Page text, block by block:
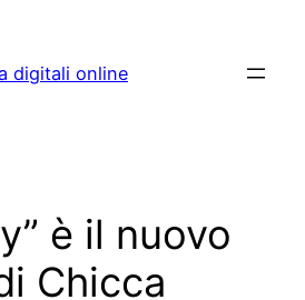
digitali online
è il nuovo
Chicca